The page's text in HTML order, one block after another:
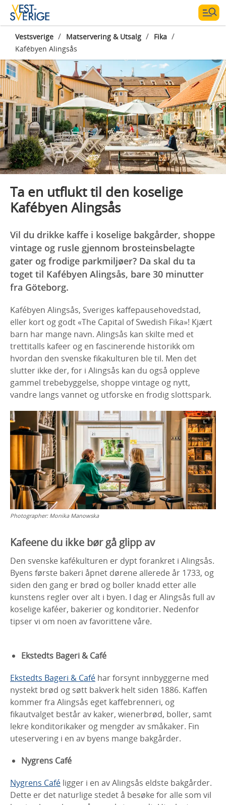
Vestsverige / Matservering & Utsalg / Fika /
Kafébyen Alingsås
Ta en utflukt til den koselige
Kafébyen Alingsås
Vil du drikke kaffe i koselige bakgårder, shoppe
vintage og rusle gjennom brosteinsbelagte
gater og frodige parkmiljøer? Da skal du ta
toget til Kafébyen Alingsås, bare 30 minutter
fra Göteborg.
Kafébyen Alingsås, Sveriges kaffepausehovedstad,
eller kort og godt «The Capital of Swedish Fika»! Kjært
barn har mange navn. Alingsås kan skilte med et
trettitalls kafeer og en fascinerende historikk om
hvordan den svenske fikakulturen ble til. Men det
slutter ikke der, for i Alingsås kan du også oppleve
gammel trebebyggelse, shoppe vintage og nytt,
vandre langs vannet og utforske en frodig slottspark.
Photographer: Monika Manowska
Kafeene du ikke bør gå glipp av
Den svenske kafékulturen er dypt forankret i Alingsås.
Byens første bakeri åpnet dørene allerede år 1733, og
siden den gang er brød og boller knadd etter alle
kunstens regler over alt i byen. I dag er Alingsås full av
koselige kaféer, bakerier og konditorier. Nedenfor
tipser vi om noen av favorittene våre.
Ekstedts Bageri & Café
Ekstedts Bageri & Café har forsynt innbyggerne med
nystekt brød og søtt bakverk helt siden 1886. Kaffen
kommer fra Alingsås eget kaffebrenneri, og
fikautvalget består av kaker, wienerbrød, boller, samt
lekre konditorikaker og mengder av småkaker. Fin
uteservering i en av byens mange bakgårder.
Nygrens Café
Nygrens Café ligger i en av Alingsås eldste bakgårder.
Dette er det naturlige stedet å besøke for alle som vil